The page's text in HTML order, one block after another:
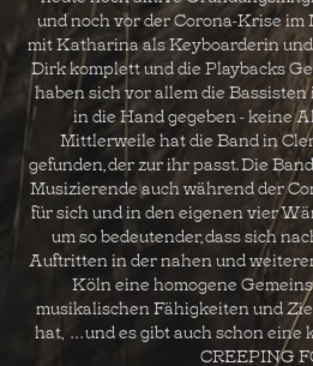
und noch vor der Corona-Krise im
mit Katharina als Keyboarderin
Dirk komplett und die Playbacks
haben sich vor allem die
in die Hand gegeben - keine
Mittlerweile hat die Band in
gefunden, der zur ihr passt. Die
Musizierende auch während der
für sich und in den eigenen vier
um so bedeutender, dass sich
Auftritten in der nahen und
Köln eine homogene
musikalischen Fähigkeiten und
hat, . . . und es gibt auch schon
CREEPING